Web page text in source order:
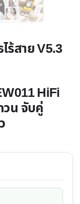
ร้สาย V5.3
HiFi
น จับคู่